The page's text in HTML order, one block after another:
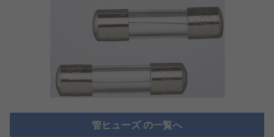
管ヒューズ の一覧へ